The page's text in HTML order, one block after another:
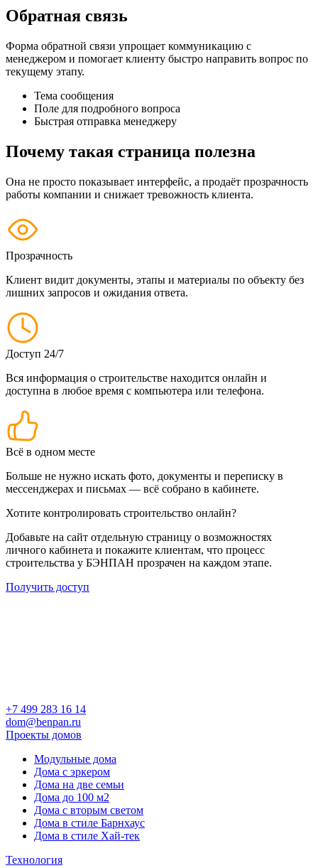
Обратная связь
Форма обратной связи упрощает коммуникацию с
менеджером и помогает клиенту быстро направить вопрос по
текущему этапу.
Тема сообщения
Поле для подробного вопроса
Быстрая отправка менеджеру
Почему такая страница полезна
Она не просто показывает интерфейс, а продаёт прозрачность
работы компании и снижает тревожность клиента.
Прозрачность
Клиент видит документы, этапы и материалы по объекту без
лишних запросов и ожидания ответа.
Доступ 24/7
Вся информация о строительстве находится онлайн и
доступна в любое время с компьютера или телефона.
Всё в одном месте
Больше не нужно искать фото, документы и переписку в
мессенджерах и письмах — всё собрано в кабинете.
Хотите контролировать строительство онлайн?
Добавьте на сайт отдельную страницу о возможностях
личного кабинета и покажите клиентам, что процесс
строительства у БЭНПАН прозрачен на каждом этапе.
Получить доступ
+7 499 283 16 14
dom@benpan.ru
Проекты домов
Модульные дома
Дома с эркером
Дома на две семьи
Дома до 100 м2
Дома с вторым светом
Дома в стиле Барнхаус
Дома в стиле Хай-тек
Технология